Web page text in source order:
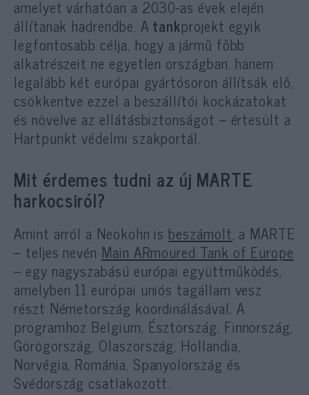
amelyet várhatóan a 2030-as évek elején
állítanak hadrendbe. A tankprojekt egyik
legfontosabb célja, hogy a jármű főbb
alkatrészeit ne egyetlen országban, hanem
legalább két európai gyártósoron állítsák elő,
csökkentve ezzel a beszállítói kockázatokat
és növelve az ellátásbiztonságot – értesült a
Hartpunkt védelmi szakportál.
Mit érdemes tudni az új MARTE
harkocsiról?
Amint arról a Neokohn is beszámolt, a MARTE
– teljes nevén Main ARmoured Tank of Europe
– egy nagyszabású európai együttműködés,
amelyben 11 európai uniós tagállam vesz
részt Németország koordinálásával. A
programhoz Belgium, Észtország, Finnország,
Görögország, Olaszország, Hollandia,
Norvégia, Románia, Spanyolország és
Svédország csatlakozott.